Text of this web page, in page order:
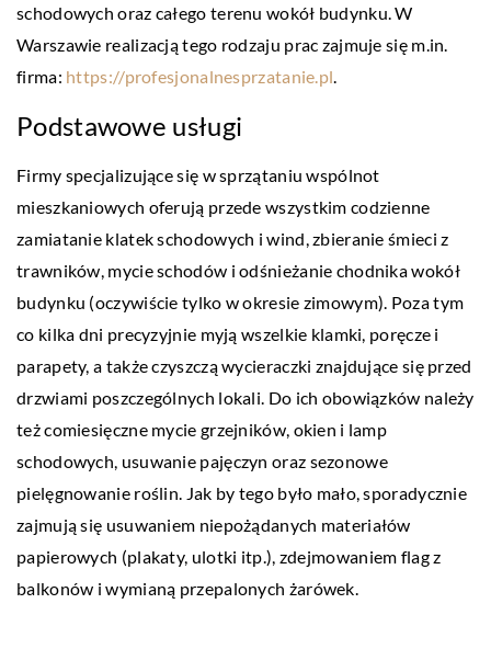
schodowych oraz całego terenu wokół budynku. W
Warszawie realizacją tego rodzaju prac zajmuje się m.in.
firma: https://profesjonalnesprzatanie.pl
Podstawowe usługi
Firmy specjalizujące się w sprzątaniu wspólnot
mieszkaniowych oferują przede wszystkim codzienne
zamiatanie klatek schodowych i wind, zbieranie śmieci z
trawników, mycie schodów i odśnieżanie chodnika wokół
budynku (oczywiście tylko w okresie zimowym). Poza tym
co kilka dni precyzyjnie myją wszelkie klamki, poręcze i
parapety, a także czyszczą wycieraczki znajdujące się przed
drzwiami poszczególnych lokali. Do ich obowiązków należy
też comiesięczne mycie grzejników, okien i lamp
schodowych, usuwanie pajęczyn oraz sezonowe
pielęgnowanie roślin. Jak by tego było mało, sporadycznie
zajmują się usuwaniem niepożądanych materiałów
papierowych (plakaty, ulotki itp.), zdejmowaniem flag z
balkonów i wymianą przepalonych żarówek.